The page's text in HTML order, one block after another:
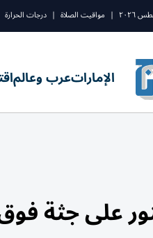
| مواقيت الصلاة | درجات الحرارة
الإماراتعرب وعالم
على جثة